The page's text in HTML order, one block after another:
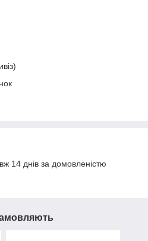
14 днів за домовленістю